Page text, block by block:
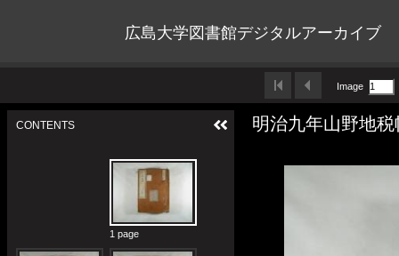
広島大学図書館デジタルアーカイブ